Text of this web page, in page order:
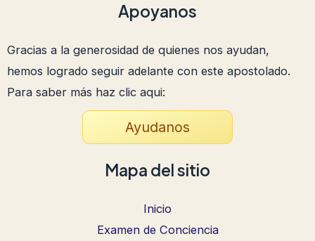
Apoyanos
Gracias a la generosidad de quienes nos ayudan,
hemos logrado seguir adelante con este apostolado.
Para saber más haz clic aqui:
Ayudanos
Mapa del sitio
Inicio
Examen de Conciencia